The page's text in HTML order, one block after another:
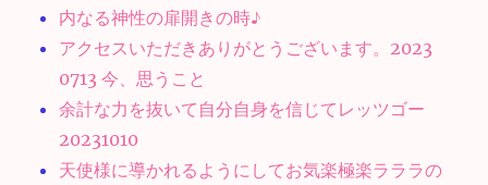
内なる神性の扉開きの時♪
アクセスいただきありがとうございます。2023
0713 今、思うこと
余計な力を抜いて自分自身を信じてレッツゴー
20231010
天使様に導かれるようにしてお気楽極楽ラララの